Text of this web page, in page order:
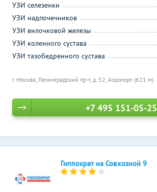
г. Москва, Ленинградский пр-т, д. 52, Аэропорт (621 м)
УЗИ селезенки
УЗИ надпочечников
УЗИ вилочковой железы
УЗИ коленного сустава
УЗИ тазобедренного сустава
+7 495 151-05-25
Гиппократ на Совхозной 9